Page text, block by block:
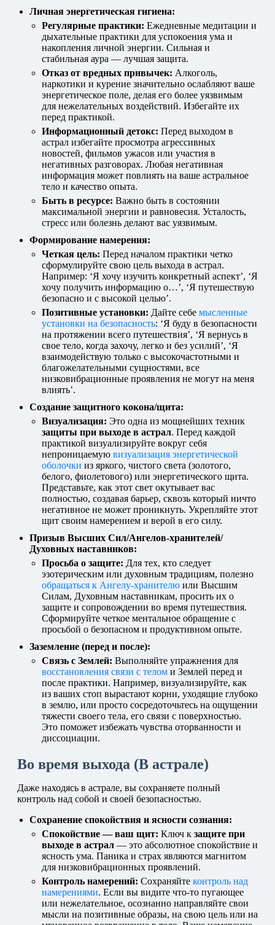
Личная энергетическая гигиена:
Регулярные практики: Ежедневные медитации и
дыхательные практики для успокоения ума и
накопления личной энергии. Сильная и
стабильная аура — лучшая защита.
Отказ от вредных привычек: Алкоголь,
наркотики и курение значительно ослабляют ваше
энергетическое поле, делая его более уязвимым
для нежелательных воздействий. Избегайте их
перед практикой.
Информационный детокс: Перед выходом в
астрал избегайте просмотра агрессивных
новостей, фильмов ужасов или участия в
негативных разговорах. Любая негативная
информация может повлиять на ваше астральное
тело и качество опыта.
Быть в ресурсе: Важно быть в состоянии
максимальной энергии и равновесия. Усталость,
стресс или болезнь делают вас уязвимым.
Формирование намерения:
Четкая цель: Перед началом практики четко
сформулируйте свою цель выхода в астрал.
Например: ‘Я хочу изучить конкретный аспект’, ‘Я
хочу получить информацию о…’, ‘Я путешествую
безопасно и с высокой целью’.
Позитивные установки: Дайте себе мысленные
установки на безопасность: ‘Я буду в безопасности
на протяжении всего путешествия’, ‘Я вернусь в
свое тело, когда захочу, легко и без усилий’, ‘Я
взаимодействую только с высокочастотными и
благожелательными сущностями, все
низковибрационные проявления не могут на меня
влиять’.
Создание защитного кокона/щита:
Визуализация: Это одна из мощнейших техник
защиты при выходе в астрал. Перед каждой
практикой визуализируйте вокруг себя
непроницаемую визуализация энергетической
оболочки из яркого, чистого света (золотого,
белого, фиолетового) или энергетического щита.
Представьте, как этот свет окутывает вас
полностью, создавая барьер, сквозь который ничто
негативное не может проникнуть. Укрепляйте этот
щит своим намерением и верой в его силу.
Призыв Высших Сил/Ангелов-хранителей/
Духовных наставников:
Просьба о защите: Для тех, кто следует
эзотерическим или духовным традициям, полезно
обращаться к Ангелу-хранителю или Высшим
Силам, Духовным наставникам, просить их о
защите и сопровождении во время путешествия.
Сформируйте четкое ментальное обращение с
просьбой о безопасном и продуктивном опыте.
Заземление (перед и после):
Связь с Землей: Выполняйте упражнения для
восстановления связи с телом и Землей перед и
после практики. Например, визуализируйте, как
из ваших стоп вырастают корни, уходящие глубоко
в землю, или просто сосредоточьтесь на ощущении
тяжести своего тела, его связи с поверхностью.
Это поможет избежать чувства оторванности и
диссоциации.
Во время выхода (В астрале)
Даже находясь в астрале, вы сохраняете полный
контроль над собой и своей безопасностью.
Сохранение спокойствия и ясности сознания:
Спокойствие — ваш щит: Ключ к защите при
выходе в астрал — это абсолютное спокойствие и
ясность ума. Паника и страх являются магнитом
для низковибрационных проявлений.
Контроль намерений: Сохраняйте контроль над
намерениями. Если вы видите что-то пугающее
или нежелательное, осознанно направляйте свои
мысли на позитивные образы, на свою цель или на